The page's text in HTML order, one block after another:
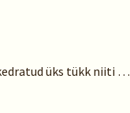
üks tükk niiti …